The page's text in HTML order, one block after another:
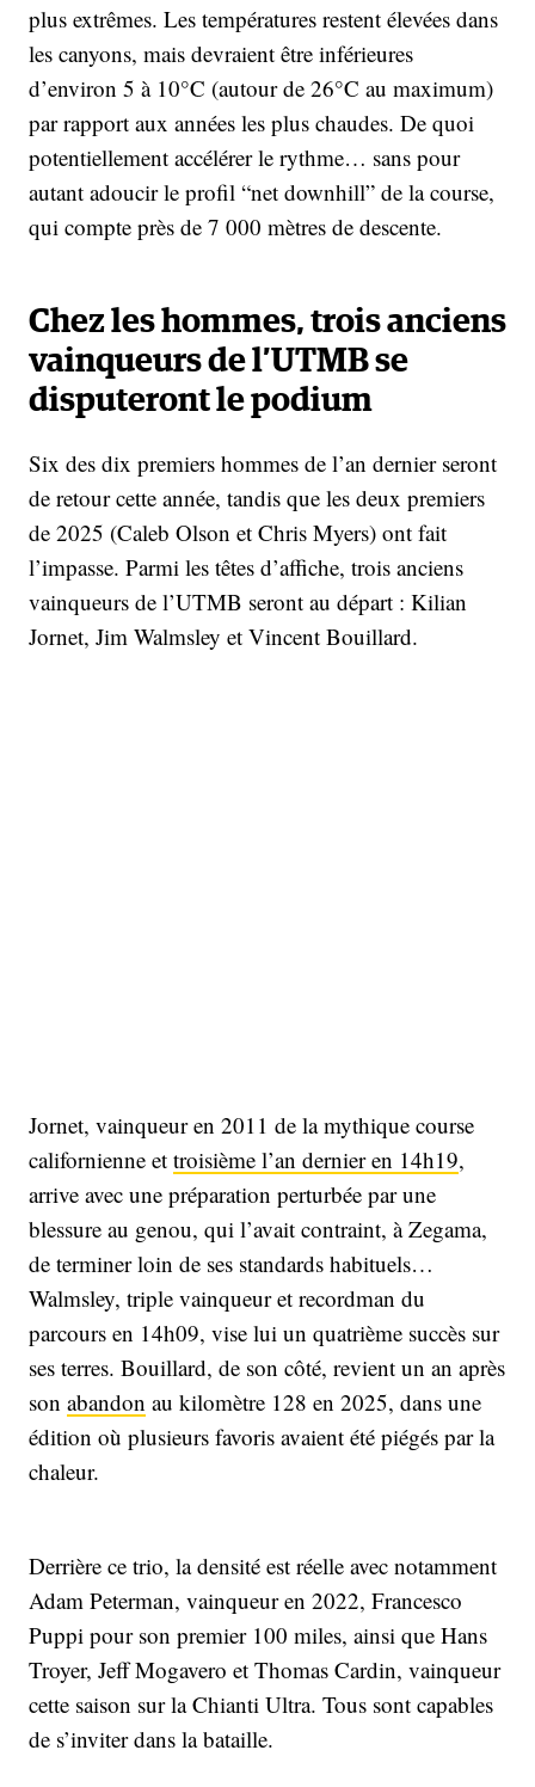
plus extrêmes. Les températures restent élevées dans
les canyons, mais devraient être inférieures
d’environ 5 à 10°C (autour de 26°C au maximum)
par rapport aux années les plus chaudes. De quoi
potentiellement accélérer le rythme… sans pour
autant adoucir le profil “net downhill” de la course,
qui compte près de 7 000 mètres de descente.
Chez les hommes, trois anciens
vainqueurs de l’UTMB se
disputeront le podium
Six des dix premiers hommes de l’an dernier seront
de retour cette année, tandis que les deux premiers
de 2025 (Caleb Olson et Chris Myers) ont fait
l’impasse. Parmi les têtes d’affiche, trois anciens
vainqueurs de l’UTMB seront au départ : Kilian
Jornet, Jim Walmsley et Vincent Bouillard.
Jornet, vainqueur en 2011 de la mythique course
californienne et troisième l’an dernier en 14h19,
arrive avec une préparation perturbée par une
blessure au genou, qui l’avait contraint, à Zegama,
de terminer loin de ses standards habituels…
Walmsley, triple vainqueur et recordman du
parcours en 14h09, vise lui un quatrième succès sur
ses terres. Bouillard, de son côté, revient un an après
son abandon au kilomètre 128 en 2025, dans une
édition où plusieurs favoris avaient été piégés par la
chaleur.
Derrière ce trio, la densité est réelle avec notamment
Adam Peterman, vainqueur en 2022, Francesco
Puppi pour son premier 100 miles, ainsi que Hans
Troyer, Jeff Mogavero et Thomas Cardin, vainqueur
cette saison sur la Chianti Ultra. Tous sont capables
de s’inviter dans la bataille.